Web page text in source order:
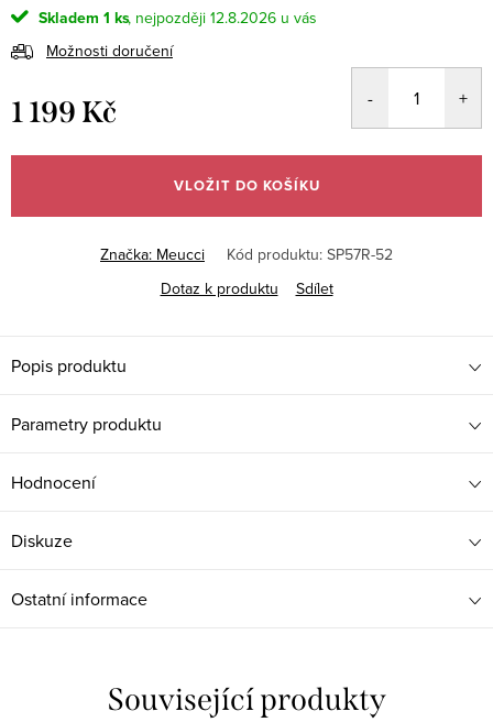
Skladem 1 ks
12.8.2026
Možnosti doručení
1 199 Kč
cena:
VLOŽIT DO KOŠÍKU
Značka: Meucci Kód produktu: SP57R-52
Dotaz k produktu
Sdílet
Popis produktu
Parametry produktu
Hodnocení
Diskuze
Ostatní informace
Související produkty